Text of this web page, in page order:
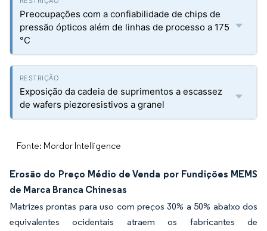
Preocupações com a confiabilidade de chips de
pressão ópticos além de linhas de processo a 175
°C
Exposição da cadeia de suprimentos a escassez
de wafers piezoresistivos a granel
Fonte: Mordor Intelligence
Erosão do Preço Médio de Venda por Fundições MEMS
de Marca Branca Chinesas
Matrizes prontas para uso com preços 30% a 50% abaixo dos
equivalentes ocidentais atraem os fabricantes de